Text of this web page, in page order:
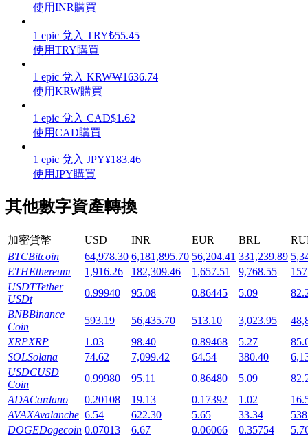
機槍池
Launchpool
活期質押獲得熱門資產
使用INR購買
1 epic 兌入 TRY₺55.45
使用TRY購買
1 epic 兌入 KRW₩1636.74
使用KRW購買
1 epic 兌入 CAD$1.62
使用CAD購買
1 epic 兌入 JPY¥183.46
使用JPY購買
其他數字資產轉換
加密貨幣 USD INR EUR BRL
BTCBitcoin 64,978.30 6,181,895.70 56,204.41 331,239.89
ETHEthereum 1,916.26 182,309.46 1,657.51 9,768.55
USDTTether
USDt
0.99940 95.08 0.86445 5.09
BNBBinance
Coin
593.19 56,435.70 513.10 3,023.95
XRPXRP 1.03 98.40 0.89468 5.27
SOLSolana 74.62 7,099.42 64.54 380.40
USDCUSD
Coin
0.99980 95.11 0.86480 5.09
ADACardano 0.20108 19.13 0.17392 1.02
AVAXAvalanche 6.54 622.30 5.65 33.34
DOGEDogecoin 0.07013 6.67 0.06066 0.35754